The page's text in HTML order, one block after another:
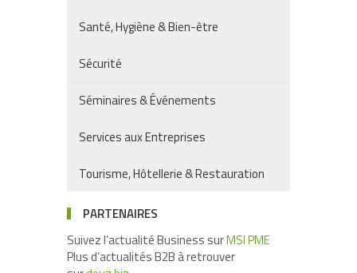
Santé, Hygiène & Bien-être
Sécurité
Séminaires & Événements
Services aux Entreprises
Tourisme, Hôtellerie & Restauration
PARTENAIRES
Suivez l’actualité Business surMSI PME
Plus d’actualités B2B à retrouver